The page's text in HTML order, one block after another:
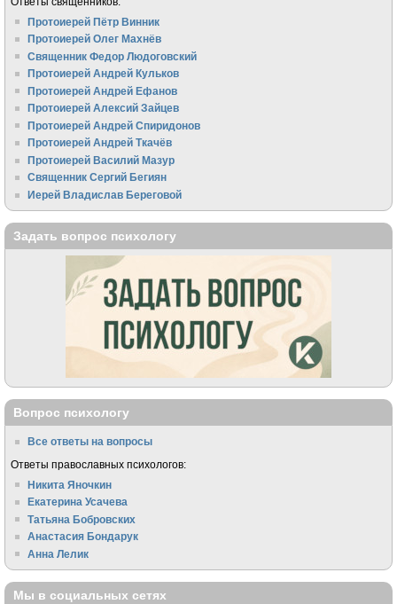
Протоиерей Пётр Винник
Протоиерей Олег Махнёв
Священник Федор Людоговский
Протоиерей Андрей Кульков
Протоиерей Андрей Ефанов
Протоиерей Алексий Зайцев
Протоиерей Андрей Спиридонов
Протоиерей Андрей Ткачёв
Протоиерей Василий Мазур
Священник Сергий Бегиян
Иерей Владислав Береговой
Задать вопрос психологу
Вопрос психологу
Все ответы на вопросы
Ответы православных психологов:
Никита Яночкин
Екатерина Усачева
Татьяна Бобровских
Анастасия Бондарук
Анна Лелик
Мы в социальных сетях